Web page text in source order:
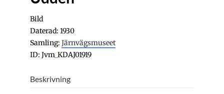
Bild
Daterad: 1930
Samling: Järnvägsmuseet
ID: Jvm_KDAJ01919
Beskrivning